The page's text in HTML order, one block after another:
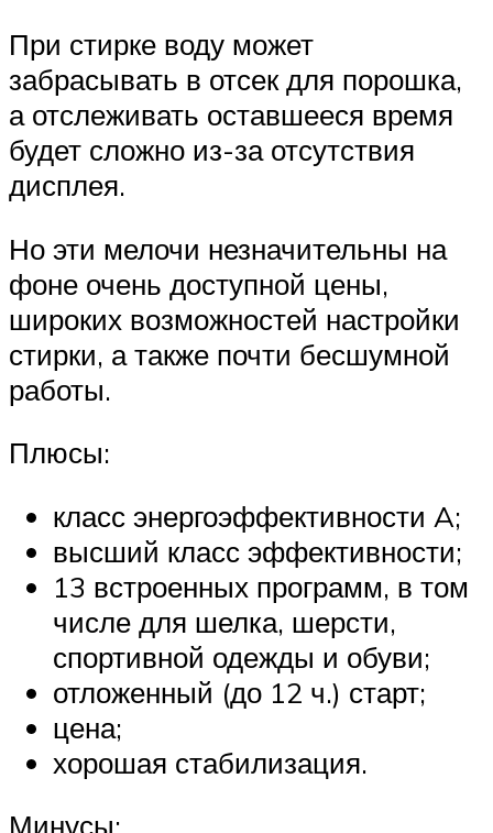
При стирке воду может
забрасывать в отсек для порошка,
а отслеживать оставшееся время
будет сложно из-за отсутствия
дисплея.
Но эти мелочи незначительны на
фоне очень доступной цены,
широких возможностей настройки
стирки, а также почти бесшумной
работы.
Плюсы:
класс энергоэффективности A;
высший класс эффективности;
13 встроенных программ, в том
числе для шелка, шерсти,
спортивной одежды и обуви;
отложенный (до 12 ч.) старт;
цена;
хорошая стабилизация.
Минусы: